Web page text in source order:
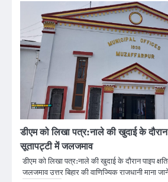
डीएम को लिखा पत्र:नाले की खुदाई के दौरान
सूतापट्टी में जलजमाव
डीएम को लिखा पत्र:नाले की खुदाई के दौरान पाइप
जलजमाव उत्तर बिहार की वाणिज्यिक राजधानी माना